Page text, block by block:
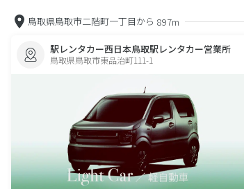
鳥取県鳥取市二階町一丁目から 897m
駅レンタカー西日本鳥取駅レンタカー営業所
鳥取県鳥取市東品治町111-1